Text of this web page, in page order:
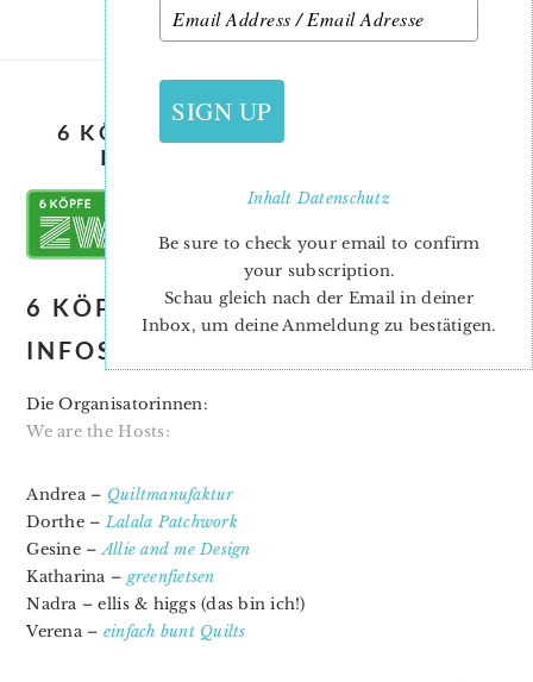
6 KÖPFE 12 BLÖCKE 2017 – ALLE
INFOS ZUM QUILT ALONG
6 KÖPFE 12 BLÖCKE 2017 – ALLE
INFOS ZUM QUILT ALONG
Die Organisatorinnen:
We are the Hosts:
Andrea – Quiltmanufaktur
Dorthe –Lalala Patchwork
Gesine –Allie and me Design
Katharina – greenfietsen
Nadra – ellis & higgs (das bin ich!)
Verena – einfach bunt Quilts
SIGN UP
InhaltDatenschutz
Be sure to check your email to confirm
your subscription.
Schau gleich nach der Email in deiner
Inbox, um deine Anmeldung zu bestätigen.